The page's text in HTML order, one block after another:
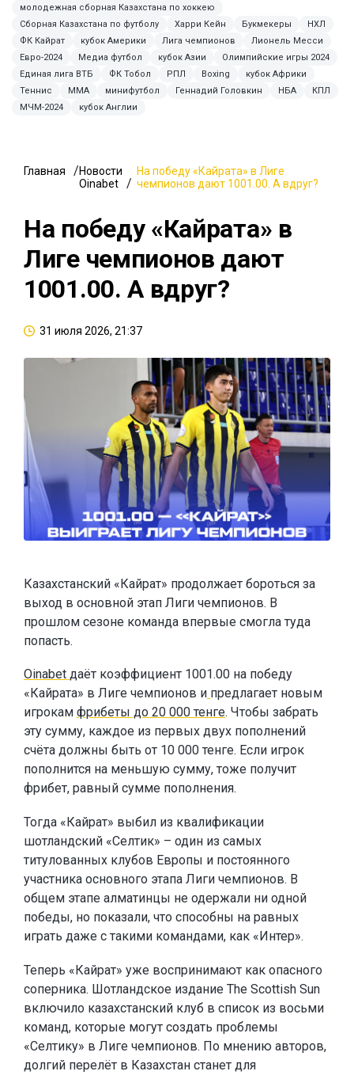
молодежная сборная Казахстана по хоккею
Сборная Казахстана по футболу
Харри Кейн Букмекеры
НХЛ
ФК Кайрат
кубок Америки Лига чемпионов
Лионель Месси
Евро-2024
Медиа футбол кубок Азии
Олимпийские игры 2024
Единая лига ВТБ
ФК Тобол РПЛ Boxing
кубок Африки
Теннис
ММА минифутбол Геннадий Головкин НБА
КПЛ
МЧМ-2024
кубок Англии
Главная
Новости
Oinabet
На победу «Кайрата» в Лиге
чемпионов дают 1001.00. А вдруг?
На победу «Кайрата» в
Лиге чемпионов дают
1001.00. А вдруг?
31 июля 2026, 21:37
Казахстанский «Кайрат» продолжает бороться за
выход в основной этап Лиги чемпионов. В
прошлом сезоне команда впервые смогла туда
попасть.
Oinabet даёт коэффициент 1001.00 на победу
«Кайрата» в Лиге чемпионов и предлагает новым
игрокам фрибеты до 20 000 тенге. Чтобы забрать
эту сумму, каждое из первых двух пополнений
счёта должны быть от 10 000 тенге. Если игрок
пополнится на меньшую сумму, тоже получит
фрибет, равный сумме пополнения.
Тогда «Кайрат» выбил из квалификации
шотландский «Селтик» – один из самых
титулованных клубов Европы и постоянного
участника основного этапа Лиги чемпионов. В
общем этапе алматинцы не одержали ни одной
победы, но показали, что способны на равных
играть даже с такими командами, как «Интер».
Теперь «Кайрат» уже воспринимают как опасного
соперника. Шотландское издание The Scottish Sun
включило казахстанский клуб в список из восьми
команд, которые могут создать проблемы
«Селтику» в Лиге чемпионов. По мнению авторов,
долгий перелёт в Казахстан станет для